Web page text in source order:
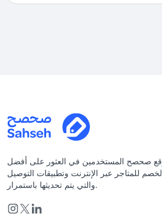
صحصح المستخدمين في العثور على أفضل
للمتاجر عبر الإنترنت وتطبيقات التوصيل
والتي يتم تحديثها باستمرار.